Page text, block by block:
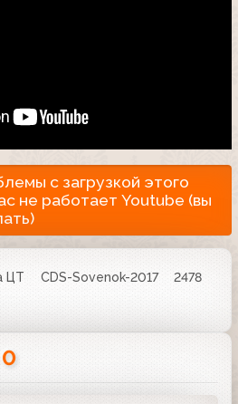
с загрузкой этого
не работает Youtube (вы
ЦТ CDS-Sovenok-2017
2478
0